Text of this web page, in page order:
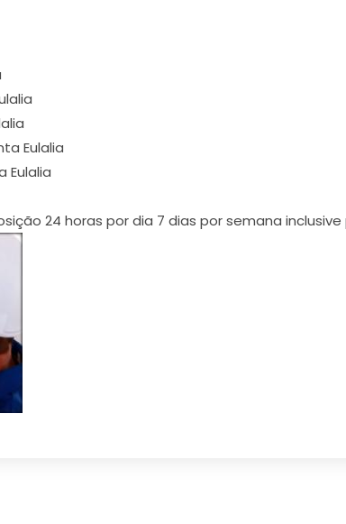
Eulalia
Eulalia
24 horas por dia 7 dias por semana